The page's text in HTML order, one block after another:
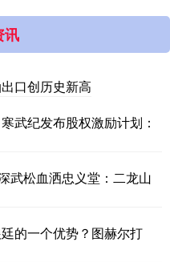
讯
口创历史新高
武纪发布股权激励计划：
武松血洒忠义堂：二龙山
的一个优势？图赫尔打